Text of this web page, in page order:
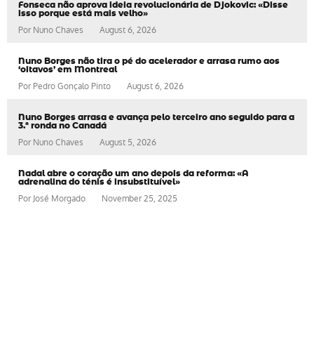
Fonseca não aprova ideia revolucionária de Djokovic: «Disse
isso porque está mais velho»
Por Nuno Chaves August 6, 2026
Nuno Borges não tira o pé do acelerador e arrasa rumo aos
‘oitavos’ em Montreal
PorPedro Gonçalo Pinto August 6, 2026
Nuno Borges arrasa e avança pelo terceiro ano seguido para a
3.ª ronda no Canadá
Por Nuno Chaves August 5, 2026
Nadal abre o coração um ano depois da reforma: «A
adrenalina do ténis é insubstituível»
PorJosé Morgado November 25, 2025